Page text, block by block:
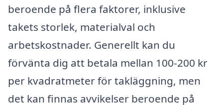
beroende på flera faktorer, inklusive
takets storlek, materialval och
arbetskostnader. Generellt kan du
förvänta dig att betala mellan 100-200 kr
per kvadratmeter för takläggning, men
det kan finnas avvikelser beroende på